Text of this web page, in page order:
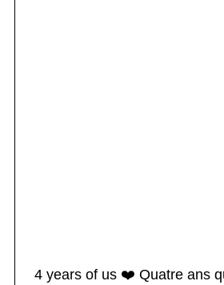
4 years of us ❤️ Quatre ans